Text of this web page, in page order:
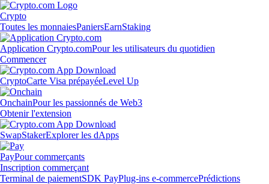
Crypto
Toutes les monnaiesPaniersEarnStaking
Application Crypto.comPour les utilisateurs du quotidien
Commencer
CryptoCarte Visa prépayéeLevel Up
OnchainPour les passionnés de Web3
Obtenir l'extension
SwapStakerExplorer les dApps
PayPour commerçants
Inscription commerçant
Terminal de paiementSDK PayPlug-ins e-commercePrédictions